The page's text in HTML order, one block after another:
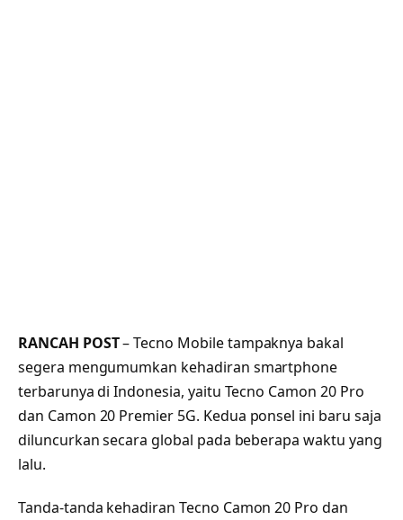
RANCAH POST– Tecno Mobile tampaknya bakal
segera mengumumkan kehadiran smartphone
terbarunya di Indonesia, yaitu Tecno Camon 20 Pro
dan Camon 20 Premier 5G. Kedua ponsel ini baru saja
diluncurkan secara global pada beberapa waktu yang
lalu.
Tanda-tanda kehadiran Tecno Camon 20 Pro dan